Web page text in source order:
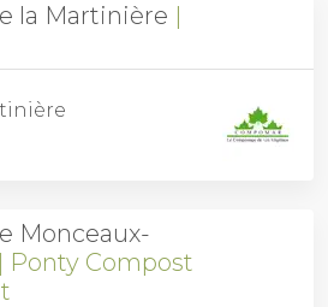
la Martinière
Monceaux-
Ponty Compost